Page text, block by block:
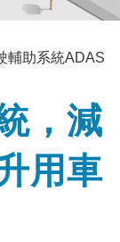
輔助系統ADAS
，減
用車